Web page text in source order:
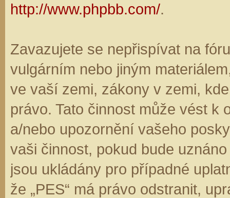
http://www.phpbb.com/.
Zavazujete se nepřispívat na
vulgárním nebo jiným
ve vaší zemi, zákony v zemi,
právo. Tato činnost může vést k
a/nebo upozornění vašeho
vaši činnost, pokud bude
jsou ukládány pro případné
že „PES“ má právo odstranit,